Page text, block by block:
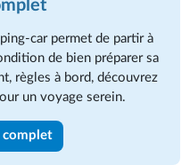
car permet de partir à
de bien préparer sa
règles à bord, découvrez
un voyage serein.
complet